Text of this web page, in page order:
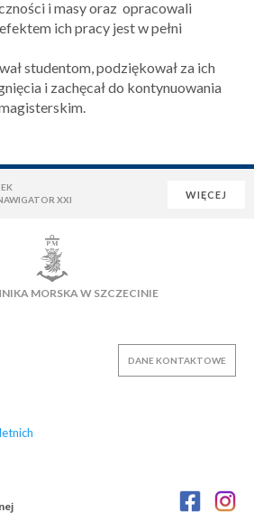
i masy oraz opracowali
ich pracy jest w pełni
studentom, podziękował za ich
i zachęcał do kontynuowania
WIĘCEJ
XXI
BAZA DANYCH
PŁYWALNIA KLUB AZS
MORSKA W SZCZECINIE
DANE KONTAKTOWE